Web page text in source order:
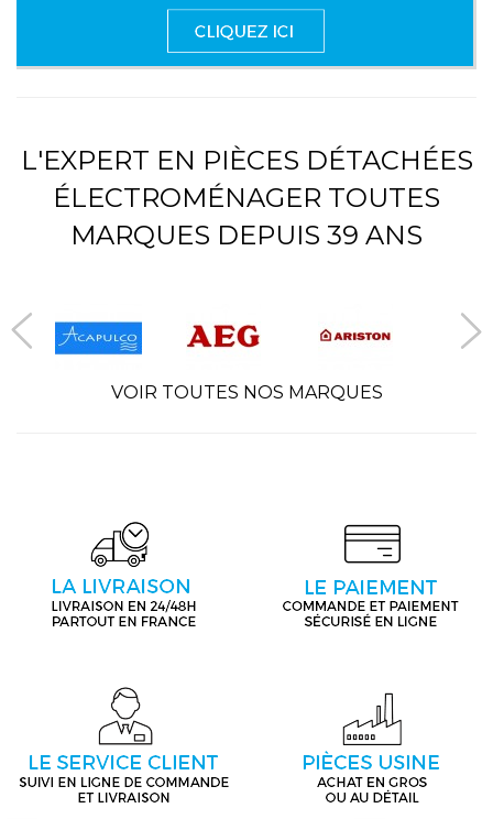
L'EXPERT EN PIÈCES DÉTACHÉES
ÉLECTROMÉNAGER TOUTES
MARQUES DEPUIS 39 ANS
VOIR TOUTES NOS MARQUES